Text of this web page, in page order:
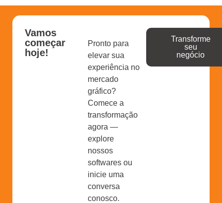
Vamos
começar
hoje!
Pronto para
elevar sua
experiência no
mercado
gráfico?
Comece a
transformação
agora —
explore
nossos
softwares ou
inicie uma
conversa
conosco.
Transforme
seu
negócio